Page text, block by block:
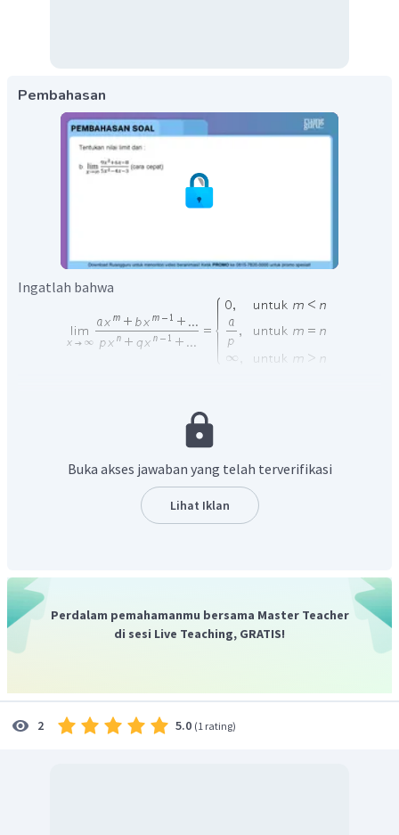
Pembahasan
Ingatlah bahwa
AkibatnyaBuka akses jawaban yang telah terverifikasi
Lihat Iklan
Perdalam pemahamanmu bersama Master Teacher
di sesi Live Teaching, GRATIS!
2 5.0 (1 rating)